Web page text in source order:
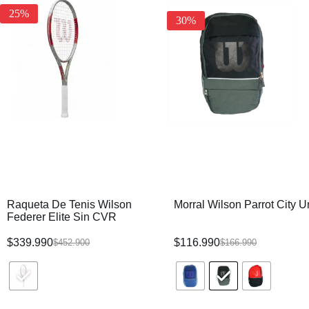
25%
Raqueta De Tenis Wilson
Federer Elite Sin CVR
$452.900
$339.990
30%
Morral Wilson Parrot City
$166.990
$116.990